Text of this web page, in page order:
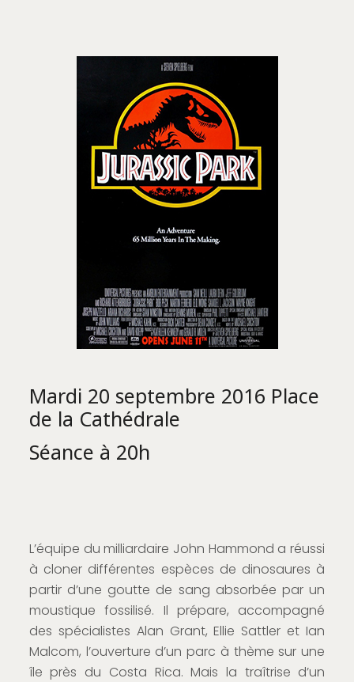
Mardi 20 septembre 2016 Place
de la Cathédrale
Séance à 20h
L’équipe du milliardaire John Hammond a réussi
à cloner différentes espèces de dinosaures à
partir d’une goutte de sang absorbée par un
moustique fossilisé. Il prépare, accompagné
des spécialistes Alan Grant, Ellie Sattler et Ian
Malcom, l’ouverture d’un parc à thème sur une
île près du Costa Rica. Mais la traîtrise d’un